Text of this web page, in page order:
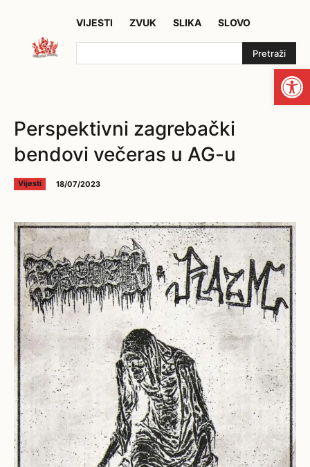
VIJESTI ZVUK SLIKA SLOVO
Pretraži
Perspektivni zagrebački
bendovi večeras u AG-u
Vijesti 18/07/2023